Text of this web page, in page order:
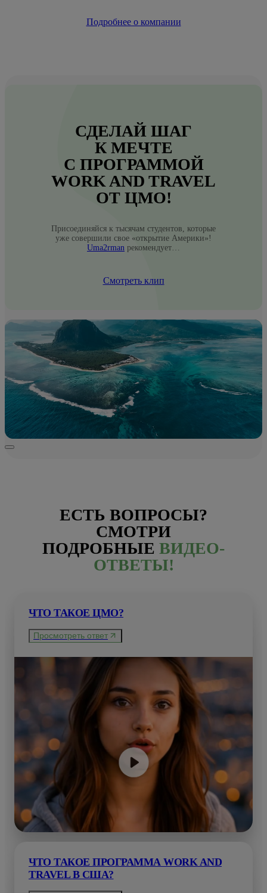
Подробнее о компании
СДЕЛАЙ ШАГ
К МЕЧТЕ
С ПРОГРАММОЙ
WORK AND TRAVEL
ОТ ЦМО!
Присоединяйся к тысячам студентов, которые
уже совершили свое «открытие Америки»!
Uma2rman рекомендует…
Смотреть клип
ЕСТЬ ВОПРОСЫ?
СМОТРИ
ПОДРОБНЫЕ ВИДЕО-
ОТВЕТЫ!
ЧТО ТАКОЕ ЦМО?
Просмотреть ответ
ЧТО ТАКОЕ ПРОГРАММА WORK AND
TRAVEL В США?